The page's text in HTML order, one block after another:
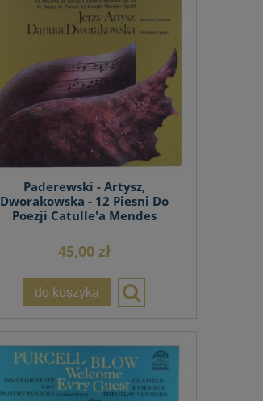
Paderewski - Artysz,
Dworakowska - 12 Piesni Do
Poezji Catulle'a Mendes
45,00 zł
do koszyka